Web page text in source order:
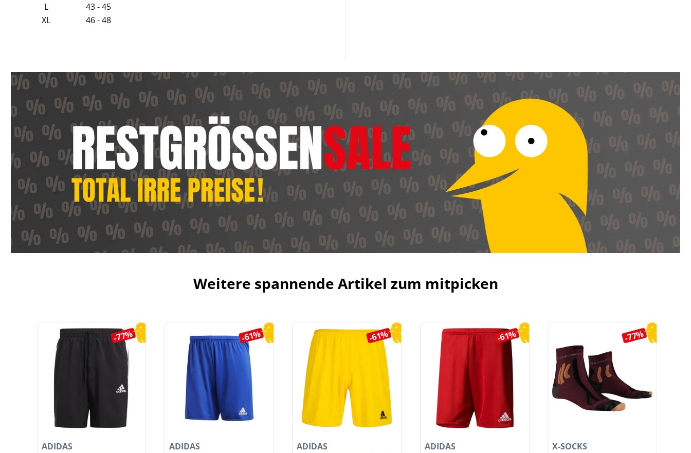
L
43 - 45
XL
46 - 48
Weitere spannende Artikel zum mitpicken
Produktgalerie überspringen
-77%
ADIDAS
-61%
ADIDAS
-61%
ADIDAS
-61%
ADIDAS
-77%
X-SOCKS